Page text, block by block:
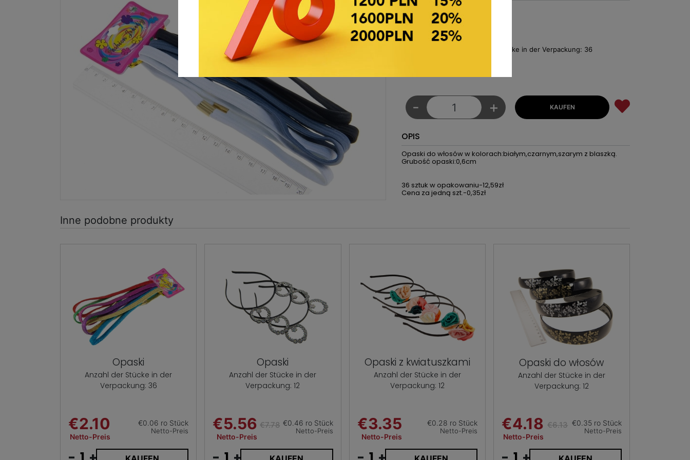
Produkt-Code:
€2.10
Netto-Preis
Pro Packung - Anzahl der Stücke in der Verpackung: 36
- +
OPIS
Opaski do włosów w kolorach:białym,czarnym,szarym z blaszką.
Grubość opaski:0,6cm
36 sztuk w opakowaniu-12,59zł
Cena za jedną szt.-0,35zł
Inne podobne produkty
Opaski
Anzahl der Stücke in der
Verpackung: 36
€2.10
Netto-Preis
€0.06 ro Stück
Netto-Preis
Opaski
Anzahl der Stücke in der
Verpackung: 12
€5.56
Netto-Preis
€7.78 €0.46 ro Stück
Netto-Preis
Opaski z kwiatuszkami
Anzahl der Stücke in der
Verpackung: 12
€3.35
Netto-Preis
€0.28 ro Stück
Netto-Preis
Opaski do włosów
Anzahl der Stücke in der
Verpackung: 12
€4.18
Netto-Preis
€6.13 €0.35 ro Stück
Netto-Preis